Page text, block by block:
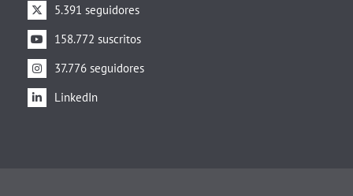
5.391 seguidores
158.772 suscritos
37.776 seguidores
LinkedIn